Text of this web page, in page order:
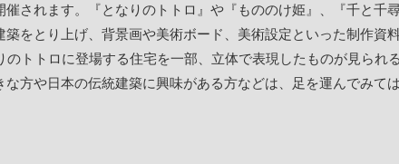
されます。『となりのトトロ』や『もののけ姫』、『千と千
をとり上げ、背景画や美術ボード、美術設定といった制作資料
のトトロに登場する住宅を一部、立体で表現したものが見られ
な方や日本の伝統建築に興味がある方などは、足を運んでみて